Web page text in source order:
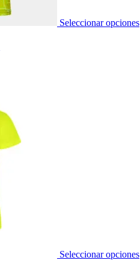
Seleccionar opciones
Seleccionar opciones